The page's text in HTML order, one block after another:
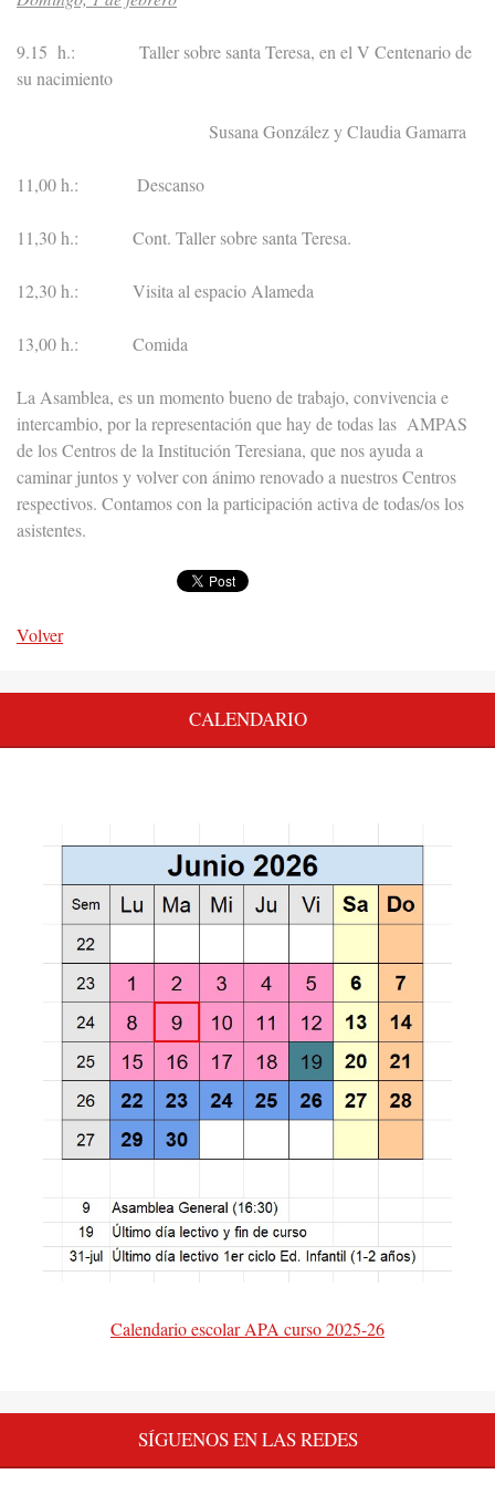
9.15 h.: Taller sobre santa Teresa, en el V Centenario de
su nacimiento
Susana González y Claudia Gamarra
11,00 h.: Descanso
11,30 h.: Cont. Taller sobre santa Teresa.
12,30 h.: Visita al espacio Alameda
13,00 h.: Comida
La Asamblea, es un momento bueno de trabajo, convivencia e
intercambio, por la representación que hay de todas las AMPAS
de los Centros de la Institución Teresiana, que nos ayuda a
caminar juntos y volver con ánimo renovado a nuestros Centros
respectivos. Contamos con la participación activa de todas/os los
asistentes.
Volver
CALENDARIO
Calendario escolar APA curso 2025-26
SÍGUENOS EN LAS REDES